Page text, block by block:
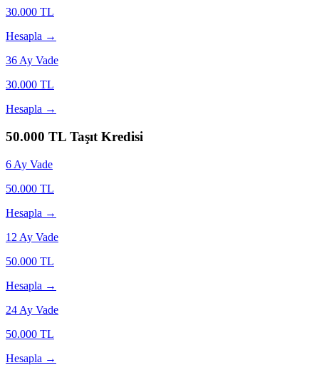
30.000 TL
Hesapla →
36 Ay Vade
30.000 TL
Hesapla →
50.000 TL Taşıt Kredisi
6 Ay Vade
50.000 TL
Hesapla →
12 Ay Vade
50.000 TL
Hesapla →
24 Ay Vade
50.000 TL
Hesapla →